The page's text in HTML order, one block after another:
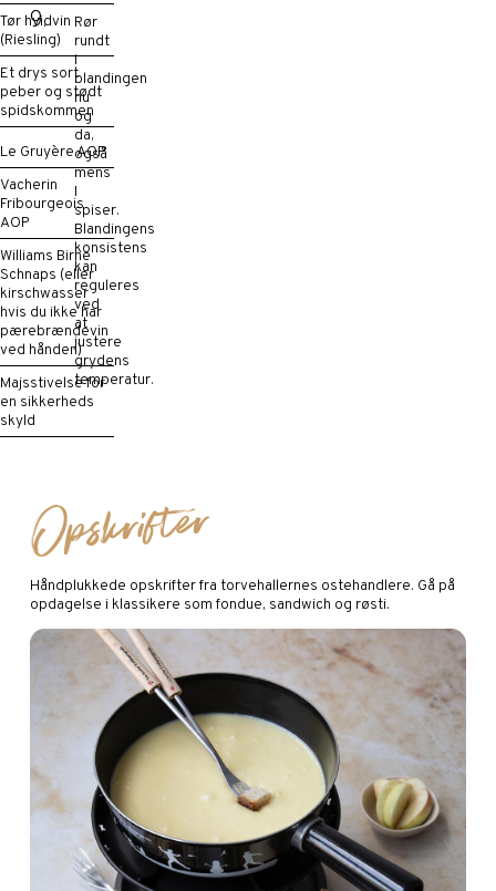
Tør hvidvin
(Riesling)
Et drys sort
peber og stødt
spidskommen
Le Gruyère AOP
Vacherin
Fribourgeois
AOP
Williams Birne
Schnaps (eller
kirschwasser
hvis du ikke har
pærebrændevin
ved hånden)
Majsstivelse for
en sikkerheds
skyld
Rør
rundt
i
blandingen
nu
og
da,
også
mens
I
spiser.
Blandingens
konsistens
kan
reguleres
ved
at
justere
grydens
temperatur.
Opskrifter
Håndplukkede opskrifter fra torvehallernes ostehandlere. Gå på
opdagelse i klassikere som fondue, sandwich og røsti.